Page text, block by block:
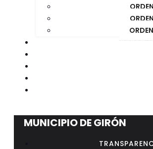
CORREO
MUNICIPIO DE GIRÓN